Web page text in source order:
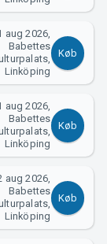
aug 2026,
Babettes
Linköping
Køb
aug 2026,
Babettes
Linköping
Køb
aug 2026,
Babettes
Linköping
Køb